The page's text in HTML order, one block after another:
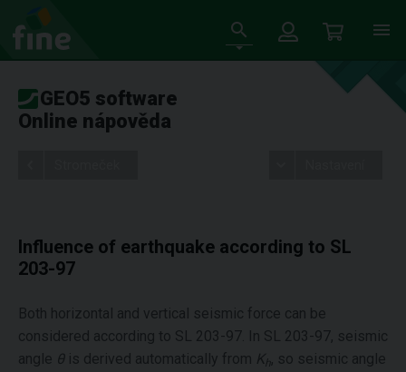
GEO5 software
Online nápověda
Influence of earthquake according to SL
203-97
Both horizontal and vertical seismic force can be
considered according to SL 203-97. In SL 203-97, seismic
angle θis derived automatically from Kh, so seismic angle